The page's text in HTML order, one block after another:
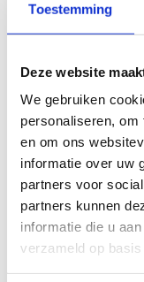
Toestemming
Deze website
We gebruiken
personaliseren,
en om ons
informatie over uw
partners voor
partners kunnen
informatie die u
verzameld op
Heb ik recht op
Heb ik recht
deelneemt
Sport